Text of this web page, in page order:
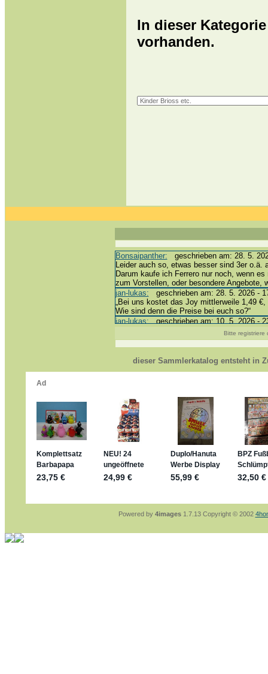
In dieser
vorhanden.
Bonsaipanther: geschrieben am: 28. 5.
Leider auch so, etwas besser sind 3er o.ä.
Darum kaufe ich Ferrero nur noch, wenn
zum Vorstellen, oder besondere Angebote,
jan-lukas: geschrieben am: 28. 5. 2026 -
„Bei uns kostet das Joy mittlerweile 1,49
Wie sind denn die Preise bei euch so?“
jan-lukas:geschrieben am: 10. 5. 2026 -
Bonsaipanther:geschrieben am: 10. 5.
@ Harald
https://www.ue-ei-portal-
Dein Enkel sollte zur Strafe die nächsten
Für die Figuren VC307, 310, 318 und 326
mein Enkel hat die leider weggeworfen
jan-lukas:
geschrieben am: 29. 4. 2026 -
https://www.ferrero-
sammelspass.de/einladung/
jan-lukas:
geschrieben am: 28. 4. 2026 -
stimmt, jetzt fällt es mir auch ein
*Bussi*
Bonsaipanther:
geschrieben am: 28. 4.
So habe ich das in Erinnerung ... oder?
jan-lukas:geschrieben am: 28. 4. 2026 -
Bitte registriere
dieser Sammlerkatalog entsteht in
Powered by 4images1.7.13 Copyright © 2002